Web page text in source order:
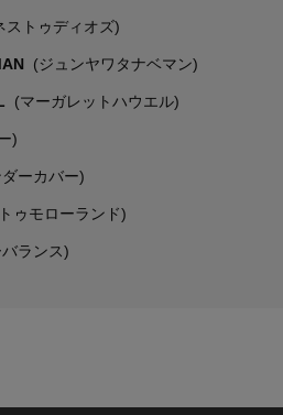
ストゥディオズ)
(ジュンヤワタナベマン)
(マーガレットハウエル)
)
ーカバー)
ゥモローランド)
ランス)